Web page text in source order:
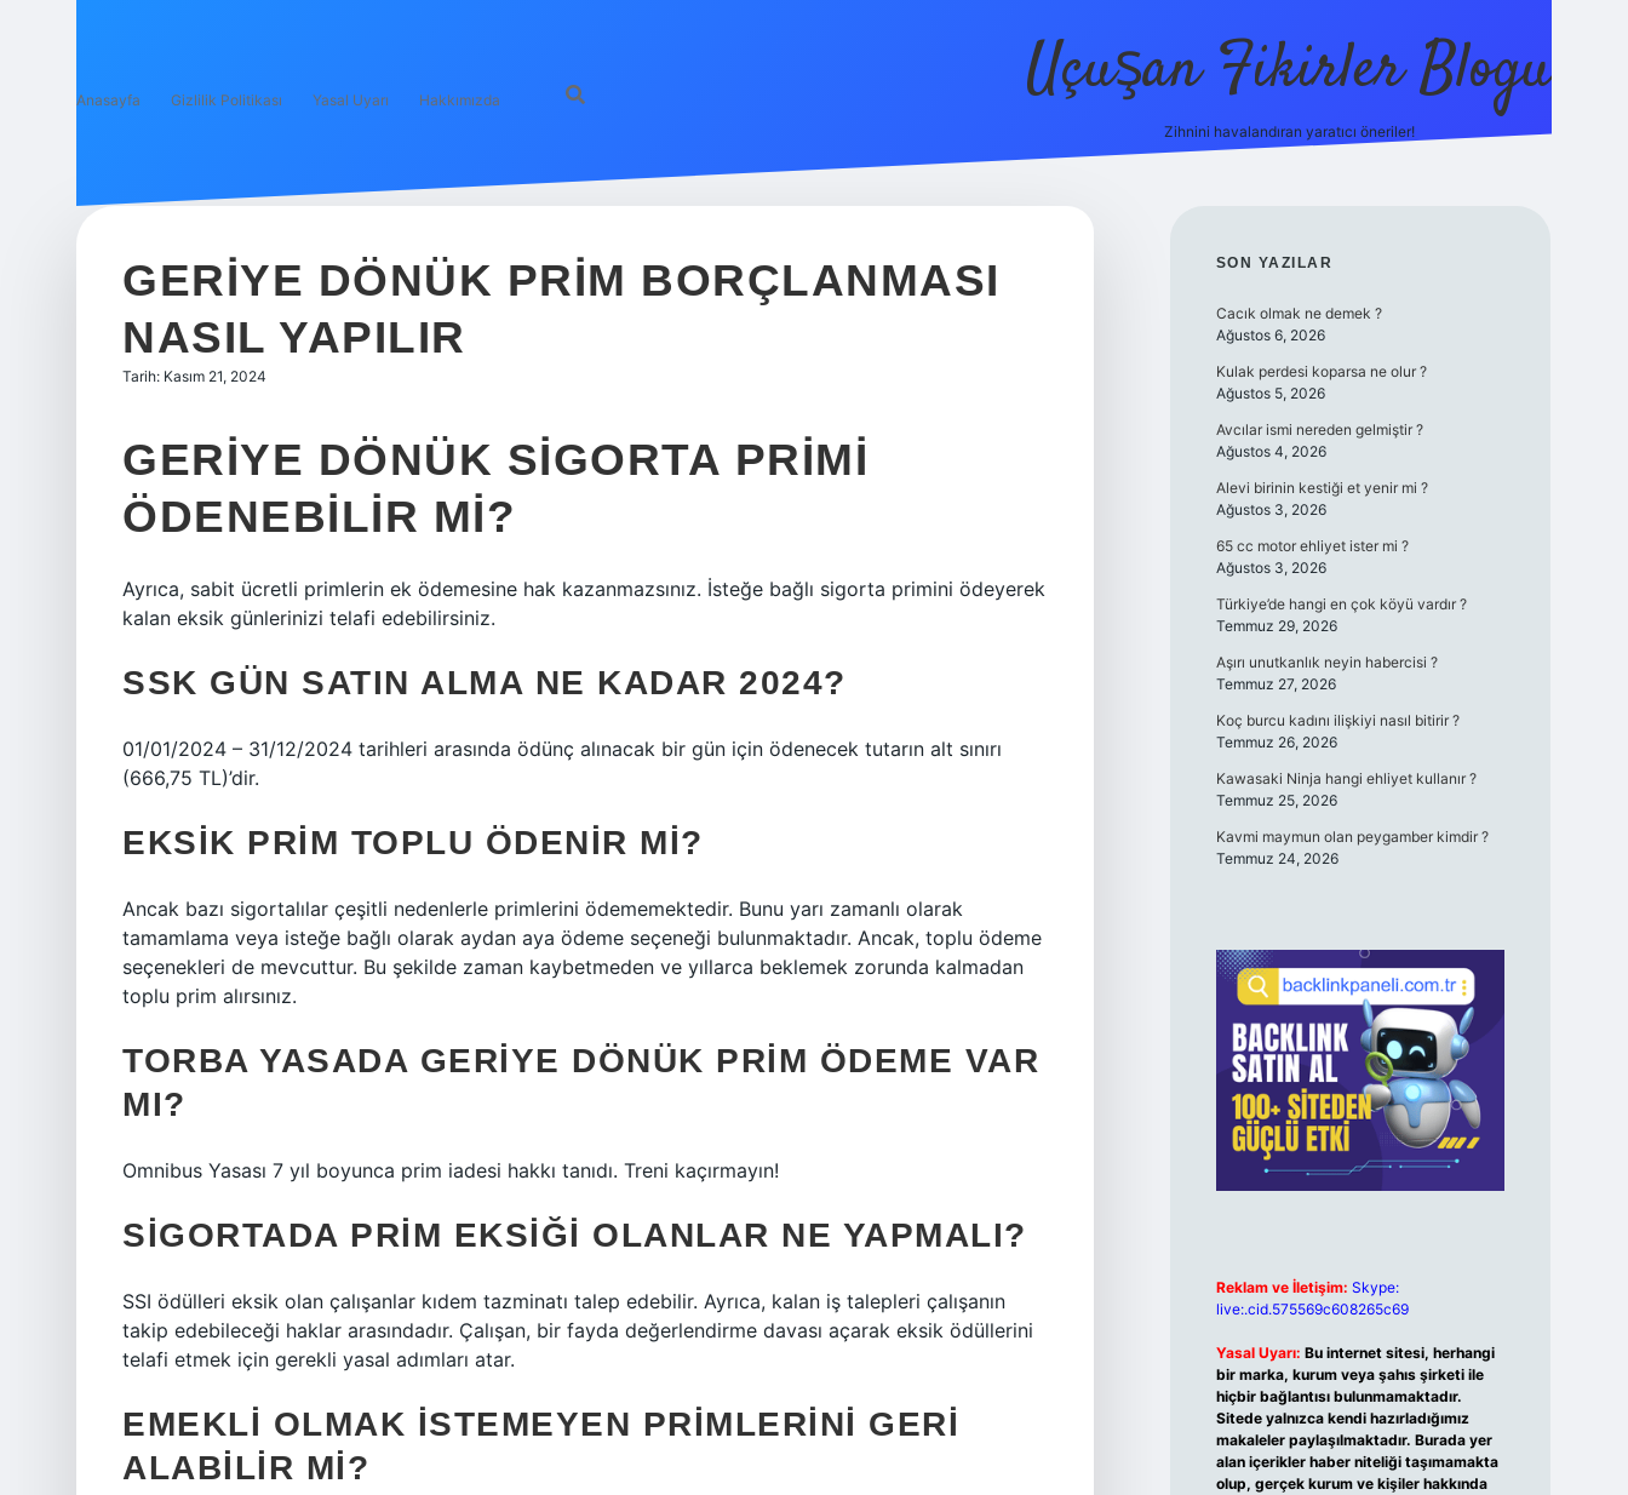
Anasayfa Gizlilik Politikası Yasal Uyarı Hakkımızda Uçuşan Fikirler Blogu
Zihnini havalandıran yaratıcı öneriler!
GERIYE DÖNÜK PRIM BORÇLANMASI
NASIL YAPILIR
Tarih: Kasım 21, 2024
GERIYE DÖNÜK SIGORTA PRIMI
ÖDENEBILIR MI?
Ayrıca, sabit ücretli primlerin ek ödemesine hak kazanmazsınız. İsteğe bağlı sigorta primini ödeyerek
kalan eksik günlerinizi telafi edebilirsiniz.
SSK GÜN SATIN ALMA NE KADAR 2024?
01/01/2024 – 31/12/2024 tarihleri ​​arasında ödünç alınacak bir gün için ödenecek tutarın alt sınırı
(666,75 TL)’dir.
EKSIK PRIM TOPLU ÖDENIR MI?
Ancak bazı sigortalılar çeşitli nedenlerle primlerini ödememektedir. Bunu yarı zamanlı olarak
tamamlama veya isteğe bağlı olarak aydan aya ödeme seçeneği bulunmaktadır. Ancak, toplu ödeme
seçenekleri de mevcuttur. Bu şekilde zaman kaybetmeden ve yıllarca beklemek zorunda kalmadan
toplu prim alırsınız.
TORBA YASADA GERIYE DÖNÜK PRIM ÖDEME VAR
MI?
Omnibus Yasası 7 yıl boyunca prim iadesi hakkı tanıdı. Treni kaçırmayın!
SIGORTADA PRIM EKSIĞI OLANLAR NE YAPMALI?
SSI ödülleri eksik olan çalışanlar kıdem tazminatı talep edebilir. Ayrıca, kalan iş talepleri çalışanın
takip edebileceği haklar arasındadır. Çalışan, bir fayda değerlendirme davası açarak eksik ödüllerini
telafi etmek için gerekli yasal adımları atar.
EMEKLI OLMAK ISTEMEYEN PRIMLERINI GERI
ALABILIR MI?
SIDEBAR
SON YAZILAR
Cacık olmak ne demek ?
Ağustos 6, 2026
Kulak perdesi koparsa ne olur ?
Ağustos 5, 2026
Avcılar ismi nereden gelmiştir ?
Ağustos 4, 2026
Alevi birinin kestiği et yenir mi ?
Ağustos 3, 2026
65 cc motor ehliyet ister mi ?
Ağustos 3, 2026
Türkiye’de hangi en çok köyü vardır ?
Temmuz 29, 2026
Aşırı unutkanlık neyin habercisi ?
Temmuz 27, 2026
Koç burcu kadını ilişkiyi nasıl bitirir ?
Temmuz 26, 2026
Kawasaki Ninja hangi ehliyet kullanır ?
Temmuz 25, 2026
Kavmi maymun olan peygamber kimdir ?
Temmuz 24, 2026
Reklam ve İletişim: Skype:
live:.cid.575569c608265c69
Yasal Uyarı: Bu internet sitesi, herhangi
bir marka, kurum veya şahıs şirketi ile
hiçbir bağlantısı bulunmamaktadır.
Sitede yalnızca kendi hazırladığımız
makaleler paylaşılmaktadır. Burada yer
alan içerikler haber niteliği taşımamakta
olup, gerçek kurum ve kişiler hakkında